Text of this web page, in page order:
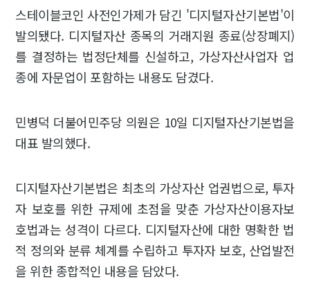
스테이블코인 사전인가제가 담긴 '디지털자산기본법'이
발의됐다. 디지털자산 종목의 거래지원 종료(상장폐지)
를 결정하는 법정단체를 신설하고, 가상자산사업자 업
종에 자문업이 포함하는 내용도 담겼다.
민병덕 더불어민주당 의원은 10일 디지털자산기본법을
대표 발의했다.
디지털자산기본법은 최초의 가상자산 업권법으로, 투자
자 보호를 위한 규제에 초점을 맞춘 가상자산이용자보
호법과는 성격이 다르다. 디지털자산에 대한 명확한 법
적 정의와 분류 체계를 수립하고 투자자 보호, 산업발전
을 위한 종합적인 내용을 담았다.